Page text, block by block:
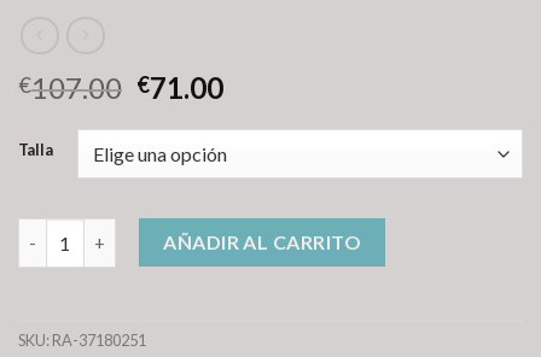
€107.00 €71.00
Talla
plumifero gris cantidadAÑADIR AL CARRITO
SKU:RA-37180251